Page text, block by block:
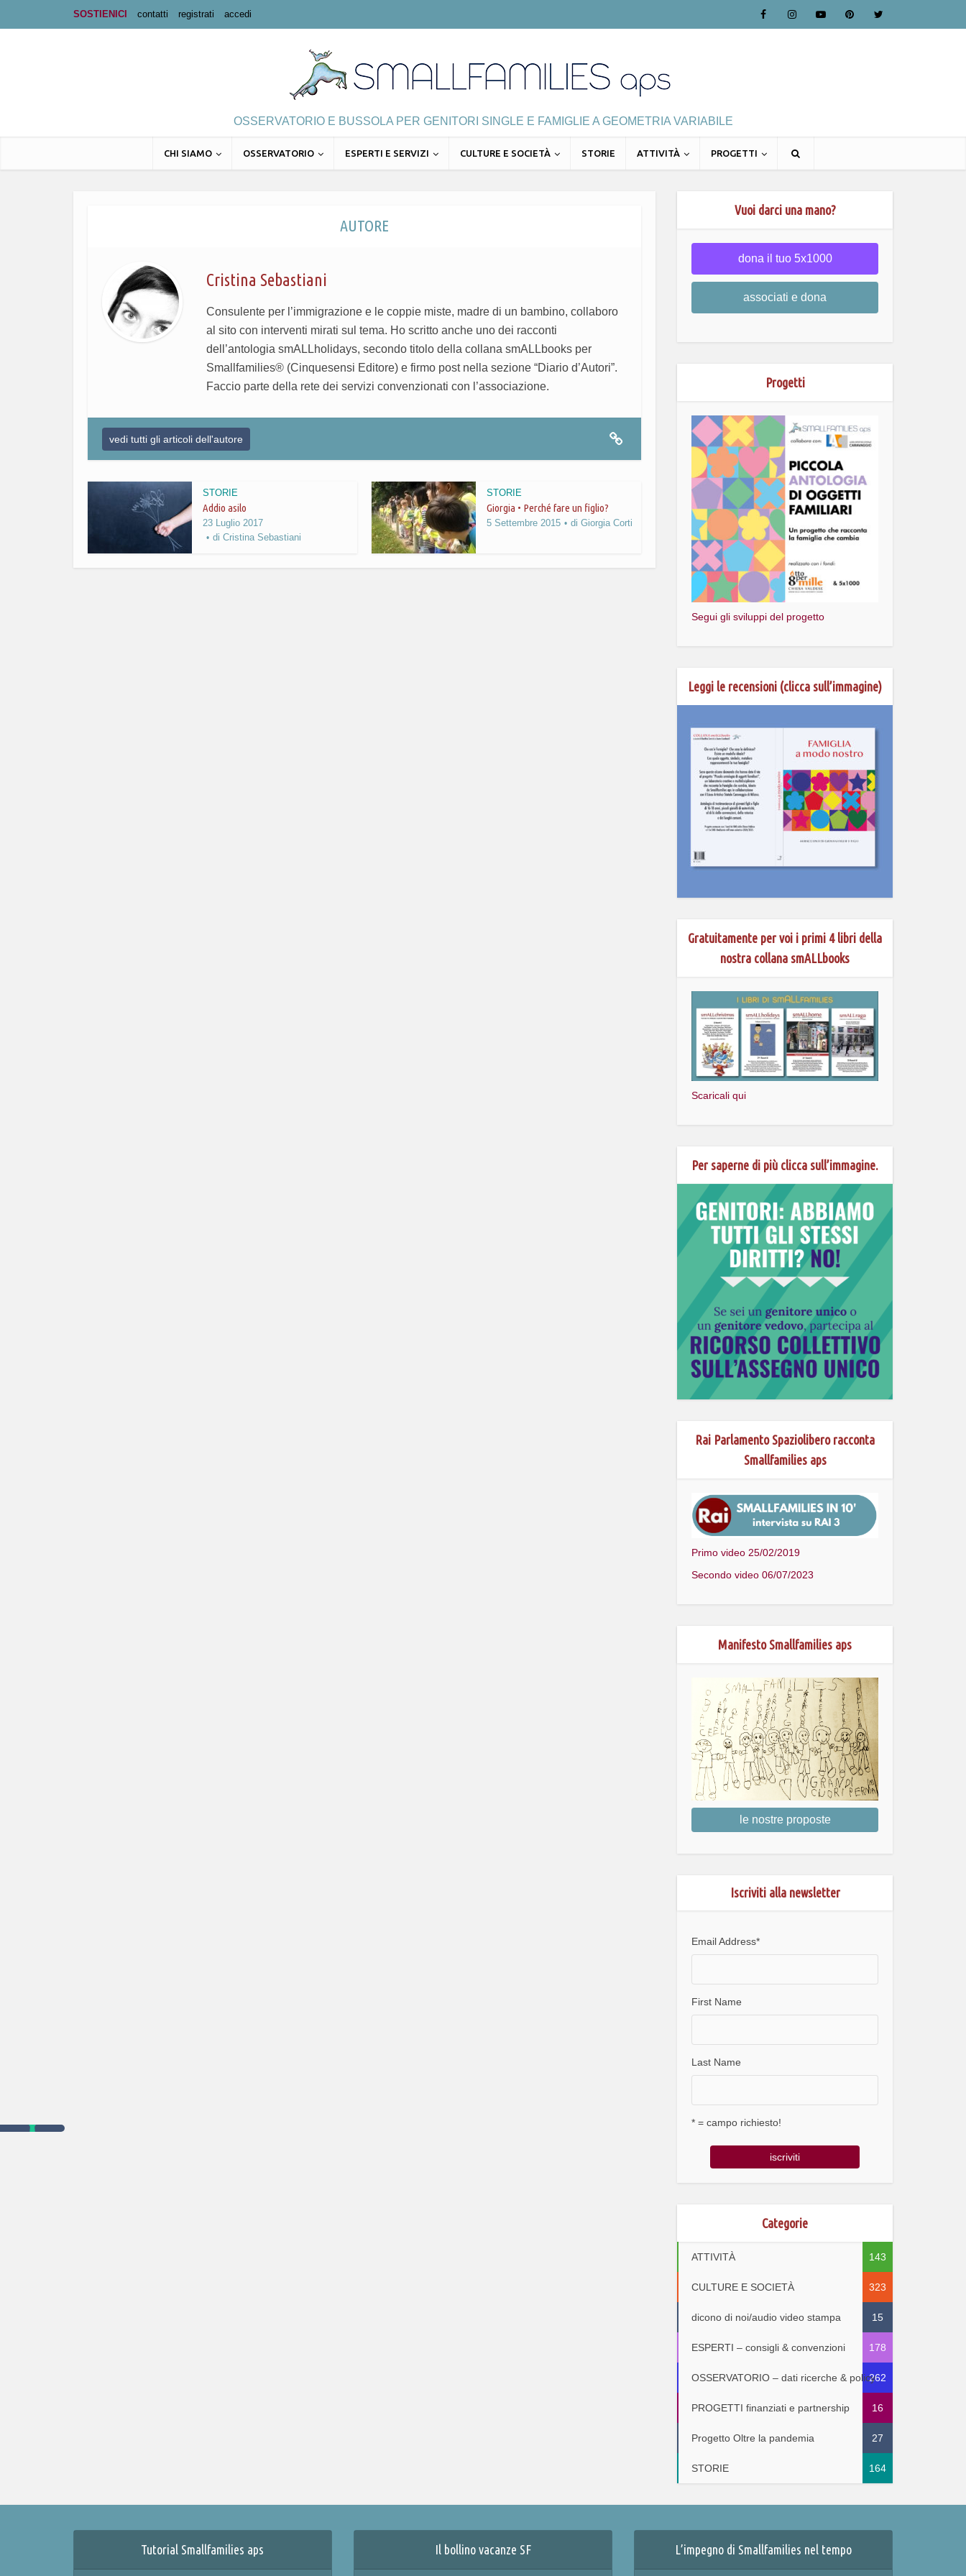
SOSTIENICI contatti registrati accedi
OSSERVATORIO E BUSSOLA PER GENITORI SINGLE E FAMIGLIE A GEOMETRIA VARIABILE
CHI SIAMO OSSERVATORIO ESPERTI E SERVIZI CULTURE E SOCIETÀ STORIE ATTIVITÀ PROGETTI
AUTORE
Cristina Sebastiani
Consulente per l’immigrazione e le coppie miste, madre di un bambino, collaboro
al sito con interventi mirati sul tema. Ho scritto anche uno dei racconti
dell’antologia smALLholidays, secondo titolo della collana smALLbooks per
Smallfamilies® (Cinquesensi Editore) e firmo post nella sezione “Diario d’Autori”.
Faccio parte della rete dei servizi convenzionati con l’associazione.
vedi tutti gli articoli dell'autore
STORIE
Addio asilo
23 Luglio 2017
di Cristina Sebastiani
STORIE
Giorgia • Perché fare un figlio?
5 Settembre 2015 di Giorgia Corti
Vuoi darci una mano?
dona il tuo 5x1000
associati e dona
Progetti
Segui gli sviluppi del progetto
Leggi le recensioni (clicca sull’immagine)
Gratuitamente per voi i primi 4 libri della
nostra collana smALLbooks
Scaricali qui
Per saperne di più clicca sull’immagine.
Rai Parlamento Spaziolibero racconta
Smallfamilies aps
Primo video 25/02/2019
Secondo video 06/07/2023
Manifesto Smallfamilies aps
le nostre proposte
Iscriviti alla newsletter
Email Address*
First Name
Last Name
* = campo richiesto!
Categorie
ATTIVITÀ 143
CULTURE E SOCIETÀ 323
dicono di noi/audio video stampa 15
ESPERTI – consigli & convenzioni 178
OSSERVATORIO – dati ricerche & policy262
PROGETTI finanziati e partnership 16
Progetto Oltre la pandemia 27
STORIE 164
Tutorial Smallfamilies aps Il bollino vacanze SF L’impegno di Smallfamilies nel tempo